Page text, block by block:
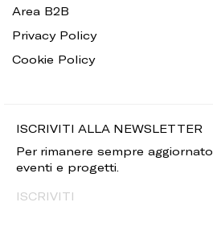
Area B2B
Privacy Policy
Cookie Policy
ISCRIVITI ALLA NEWSLETTER
Per rimanere sempre
eventi e progetti.
ISCRIVITI